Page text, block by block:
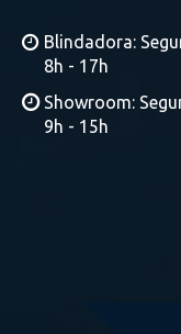
Blindadora:
8h - 17h
Showroom:
9h - 15h